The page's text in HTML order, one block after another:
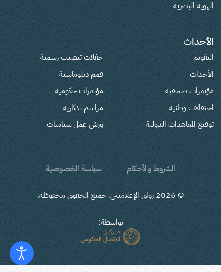
الهوية البصرية
الأحداث
التقويم
الأحداث
مؤتمرات صحفية
احتفالات وطنية
توقيع المعاهدات الدولية
حفلات تنصيب رسمية
قمم دبلوماسية
مؤتمرات حكومية
مراسم تذكارية
ورش عمل سياسات
الشروط والأحكام سياسة الخصوصية
©
2026 رواق الإعلاميين. جميع الحقوق محفوظة.
بواسطة: